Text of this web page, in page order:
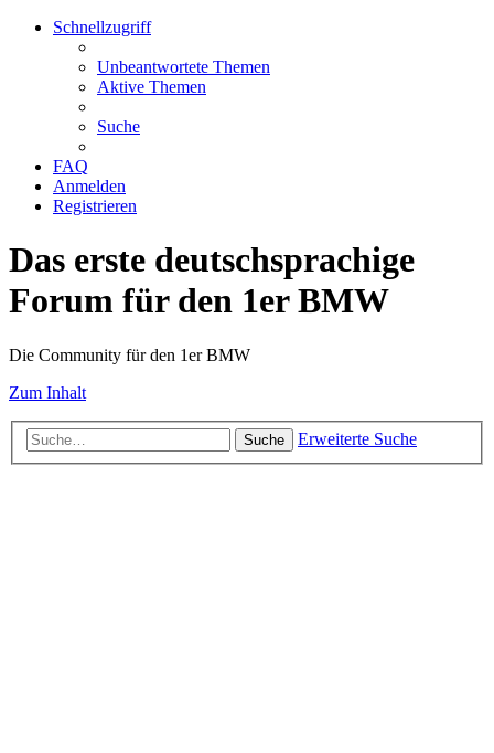
Schnellzugriff
Unbeantwortete Themen
Aktive Themen
Suche
FAQ
Anmelden
Registrieren
Das erste deutschsprachige
Forum für den 1er BMW
Die Community für den 1er BMW
Zum Inhalt
Suche Erweiterte Suche